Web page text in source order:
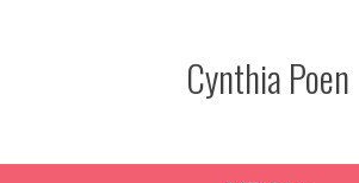
Cynthia Poen